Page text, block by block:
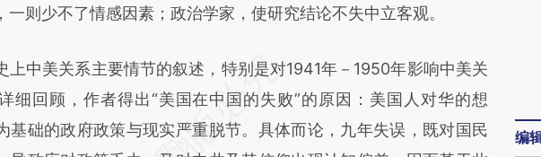
一则少不了情感因素；政治学家，使研究结论不失中立客观。
中美关系主要情节的叙述，特别是对1941年－1950年影响中美关
细回顾，作者得出“美国在中国的失败”的原因：美国人对华的想
基础的政府政策与现实严重脱节。具体而论，九年失误，既对国民
编